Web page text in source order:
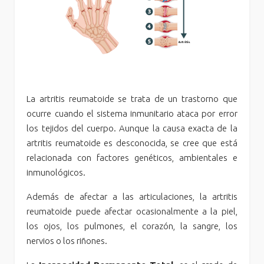
La artritis reumatoide se trata de un trastorno que
ocurre cuando el sistema inmunitario ataca por error
los tejidos del cuerpo. Aunque la causa exacta de la
artritis reumatoide es desconocida, se cree que está
relacionada con factores genéticos, ambientales e
inmunológicos.
Además de afectar a las articulaciones, la artritis
reumatoide puede afectar ocasionalmente a la piel,
los ojos, los pulmones, el corazón, la sangre, los
nervios o los riñones.